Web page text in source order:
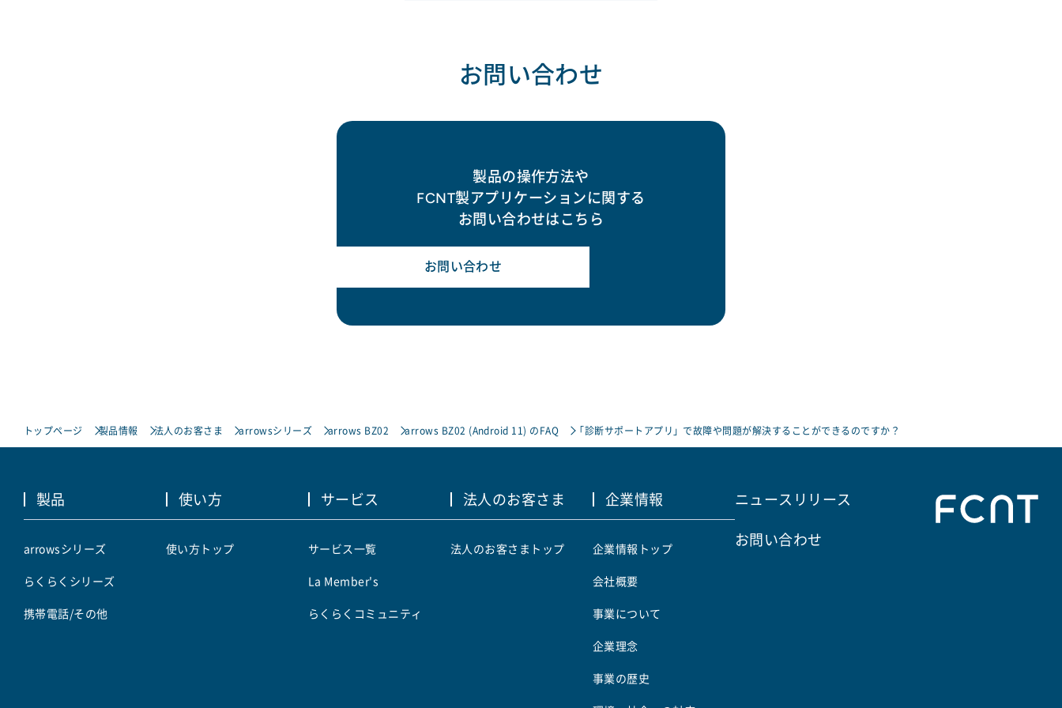
お問い合わせ
製品の操作方法や
FCNT製アプリケーションに関する
お問い合わせはこちら
お問い合わせ
トップページ 製品情報 法人のお客さま arrowsシリーズ arrows BZ02 arrows BZ02 (Android 11) のFAQ 「診断サポートアプリ」で故障や問題が解決することができるのですか？
製品
arrowsシリーズ
らくらくシリーズ
携帯電話/その他
使い方
使い方トップ
サービス
サービス一覧
La Member's
らくらくコミュニティ
法人のお客さま
法人のお客さまトップ
企業情報
企業情報トップ
会社概要
事業について
企業理念
事業の歴史
ニュースリリース
お問い合わせ